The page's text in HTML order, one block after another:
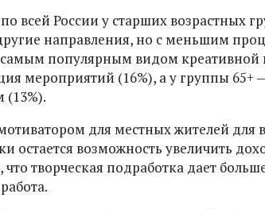
всей России у старших возрастных
направления, но с меньшим
самым популярным видом креативной
мероприятий (16%), а у группы 65+
для местных жителей для
остается возможность увеличить
что творческая подработка дает